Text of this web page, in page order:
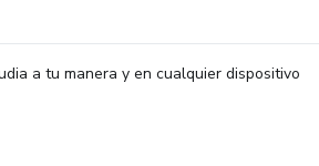
a tu manera y en cualquier dispositivo